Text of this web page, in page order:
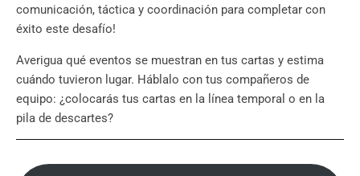
comunicación, táctica y coordinación para completar con
éxito este desafío!
Averigua qué eventos se muestran en tus cartas y estima
cuándo tuvieron lugar. Háblalo con tus compañeros de
equipo: ¿colocarás tus cartas en la línea temporal o en la
pila de descartes?